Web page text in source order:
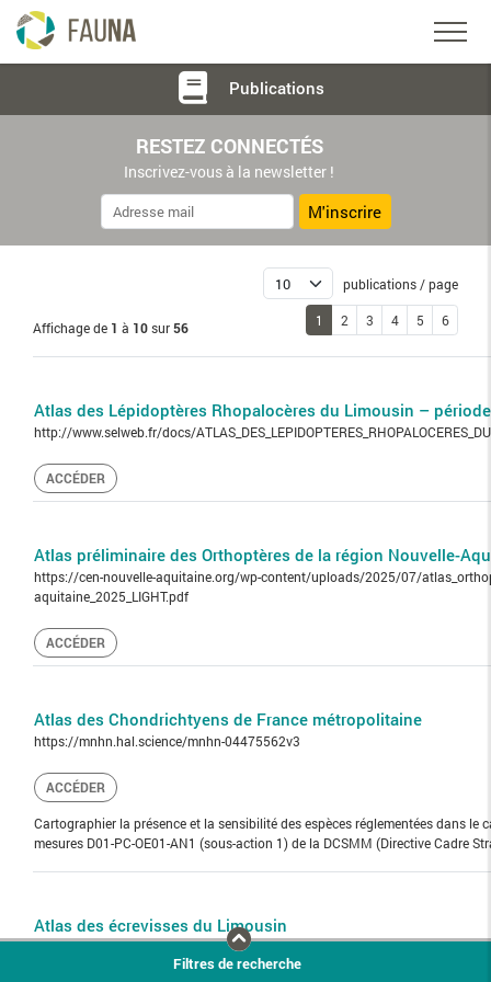
Publications
RESTEZ CONNECTÉS
Inscrivez-vous à la newsletter !
M'inscrire
Affichage de 1 à 10sur56
publications / page
1 2 3 4 5 6
Atlas des Lépidoptères Rhopalocères du Limousin –
http://www.selweb.fr/docs/
ACCÉDER
Atlas préliminaire des Orthoptères de la région Nouvelle-
https://cen-nouvelle-aquitaine.org/wp-content/uploads/2025/07/
aquitaine_2025_LIGHT.pdf
ACCÉDER
Atlas des Chondrichtyens de France métropolitaine
https://mnhn.hal.science/mnhn-04475562v3
ACCÉDER
Cartographier la présence et la sensibilité des espèces réglementées dans le
mesures D01-PC-OE01-AN1 (sous-action 1) de la DCSMM (Directive Cadre
Atlas des écrevisses du Limousin
deBazanté, T. & Versanne-Janodet, S.| 2024
Filtres de recherche